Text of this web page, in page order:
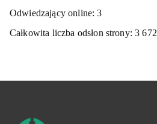
Odwiedzający online:3
Całkowita liczba odsłon strony:3 672